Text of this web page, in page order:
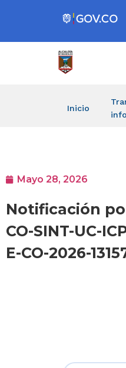
Inicio
Mayo 28, 2026
Notificación
CO-SINT-UC-
E-CO-2026-